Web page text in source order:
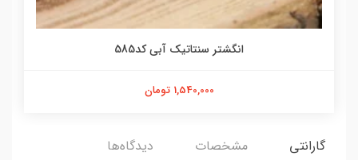
انگشتر سنتاتیک آبی کد585
1,540,000 تومان
گارانتی مشخصات دیدگاه‌ها